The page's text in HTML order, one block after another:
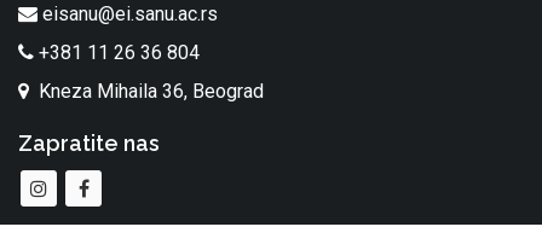
eisanu@ei.sanu.ac.rs
+381 11 26 36 804
Kneza Mihaila 36, Beograd
Zapratite nas